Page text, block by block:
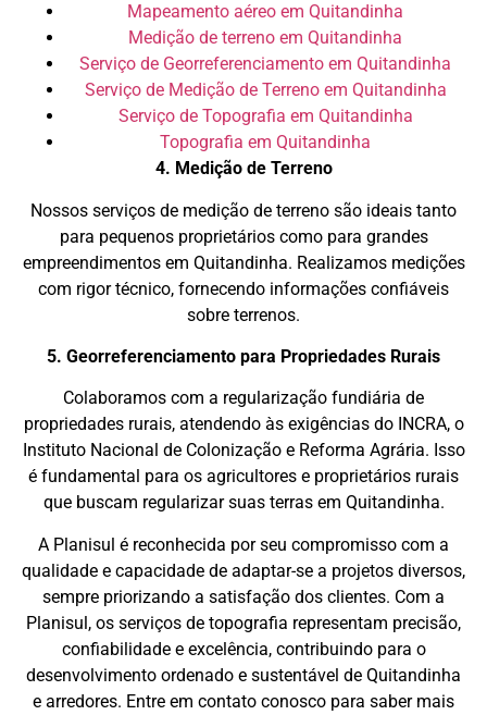
Mapeamento aéreo em Quitandinha
Medição de terreno em Quitandinha
Serviço de Georreferenciamento em Quitandinha
Serviço de Medição de Terreno em Quitandinha
Serviço de Topografia em Quitandinha
Topografia em Quitandinha
4. Medição de Terreno
Nossos serviços de medição de terreno são ideais tanto
para pequenos proprietários como para grandes
empreendimentos em Quitandinha. Realizamos medições
com rigor técnico, fornecendo informações confiáveis
sobre terrenos.
5. Georreferenciamento para Propriedades Rurais
Colaboramos com a regularização fundiária de
propriedades rurais, atendendo às exigências do INCRA, o
Instituto Nacional de Colonização e Reforma Agrária. Isso
é fundamental para os agricultores e proprietários rurais
que buscam regularizar suas terras em Quitandinha.
A Planisul é reconhecida por seu compromisso com a
qualidade e capacidade de adaptar-se a projetos diversos,
sempre priorizando a satisfação dos clientes. Com a
Planisul, os serviços de topografia representam precisão,
confiabilidade e excelência, contribuindo para o
desenvolvimento ordenado e sustentável de Quitandinha
e arredores. Entre em contato conosco para saber mais